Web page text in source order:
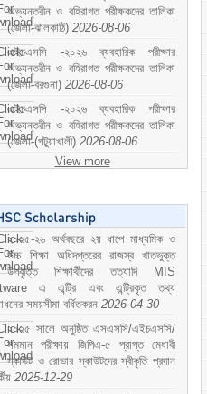
অভ্যন্তরীন ও বহিরাগত পরীক্ষকদের তালিকা
(জেলা-ঝালকাঠি) 2026-08-06
এইচএসসি -২০২৬ ব্যবহারিক পরীক্ষার
অভ্যন্তরীন ও বহিরাগত পরীক্ষকদের তালিকা
(জেলা-বরগুনা) 2026-08-06
এইচএসসি -২০২৬ ব্যবহারিক পরীক্ষার
অভ্যন্তরীন ও বহিরাগত পরীক্ষকদের তালিকা
(জেলা-(পটুয়াখালী) 2026-08-06
View more
২০২৫-২৬ অর্থবছরে ২য় ধাপে মাধ্যমিক ও
উচ্চ শিক্ষা অধিদপ্তরের রাজস্ব খাতভুক্ত
উপবৃত্তি শিক্ষার্থীদের তত্যাদি MIS
এ এন্ট্রি এবং এন্ট্রিকৃত তথ্য
সময়সীমা বর্ধিতকরন 2026-04-30
২০২৫ সালে অনুষ্ঠিত এসএসসি/এইচএসসি/
সমমান পরীক্ষায় জিপিএ-৫ প্রাপ্ত মেধাবী
স্কাউট ও রোভার স্কাউটদের স্বীকৃতি প্রদান
2025-12-29